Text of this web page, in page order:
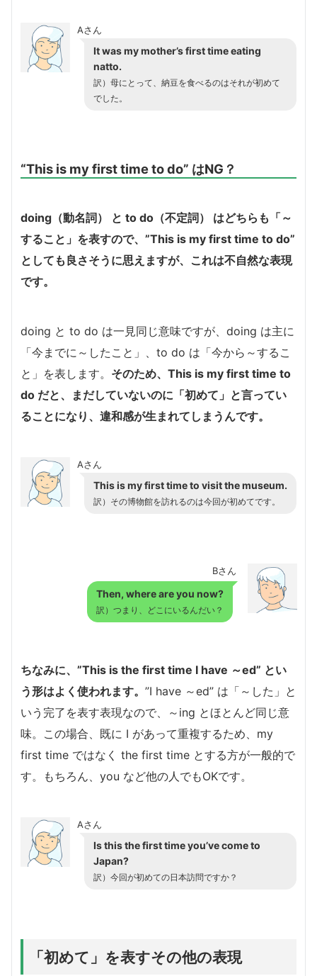
Aさん
It was my mother’s first time eating
natto.
訳）母にとって、納豆を食べるのはそれが初めて
でした。
“This is my first time to do” はNG？
doing（動名詞） と to do（不定詞） はどちらも「～
すること」を表すので、 ”This is my first time to do”
としても良さそうに思えますが、これは不自然な表現
です。
doing と to do は一見同じ意味ですが、doing は主に
「今までに～したこと」、to do は「今から～するこ
と」を表します。 そのため、This is my first time to
do だと、まだしていないのに「初めて」と言ってい
ることになり、違和感が生まれてしまうんです。
Aさん
This is my first time to visit the museum.
訳）その博物館を訪れるのは今回が初めてです。
Bさん
Then, where are you now?
訳）つまり、どこにいるんだい？
ちなみに、”This is the first time I have ～ed” とい
う形はよく使われます。 ”I have ～ed” は「～した」と
いう完了を表す表現なので、～ing とほとんど同じ意
味。この場合、既に I があって重複するため、my
first time ではなく the first time とする方が一般的で
す。もちろん、you など他の人でもOKです。
Aさん
Is this the first time you’ve come to
Japan?
訳）今回が初めての日本訪問ですか？
「初めて」を表すその他の表現